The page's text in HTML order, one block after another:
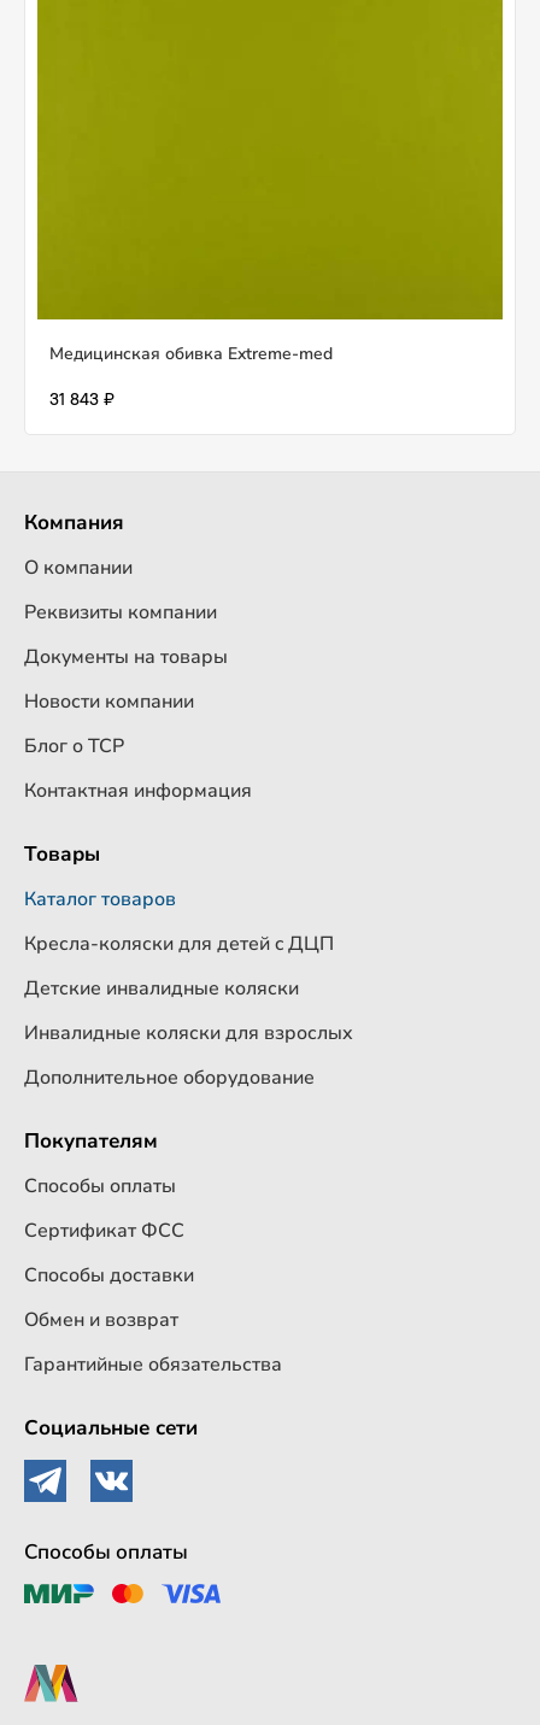
Медицинская обивка Extreme-med
31 843 ₽
Компания
О компании
Реквизиты компании
Документы на товары
Новости компании
Блог о ТСР
Контактная информация
Товары
Каталог товаров
Кресла-коляски для детей c ДЦП
Детские инвалидные коляски
Инвалидные коляски для взрослых
Дополнительное оборудование
Покупателям
Способы оплаты
Сертификат ФСС
Способы доставки
Обмен и возврат
Гарантийные обязательства
Социальные сети
Способы оплаты